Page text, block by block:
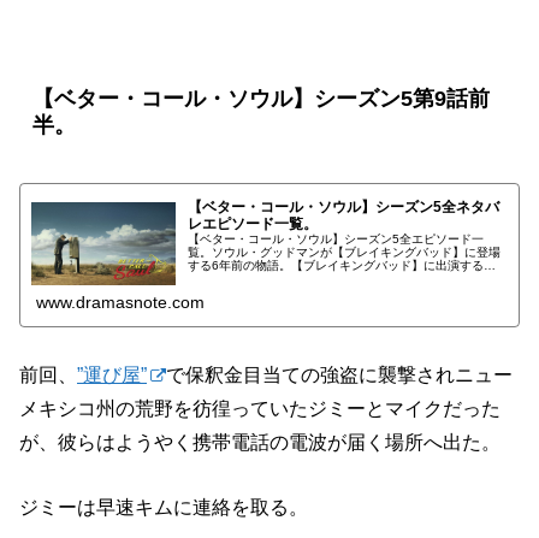
【ベター・コール・ソウル】シーズン5第9話前
半。
【ベター・コール・ソウル】シーズン5全ネタバ
レエピソード一覧。
【ベター・コール・ソウル】シーズン5全エピソード一
覧。ソウル・グッドマンが【ブレイキングバッド】に登場
する6年前の物語。【ブレイキングバッド】に出演するキ
www.dramasnote.com
前回、 ”運び屋”
で保釈金目当ての強盗に襲撃されニュー
メキシコ州の荒野を彷徨っていたジミーとマイクだった
が、彼らはようやく携帯電話の電波が届く場所へ出た。
ジミーは早速キムに連絡を取る。